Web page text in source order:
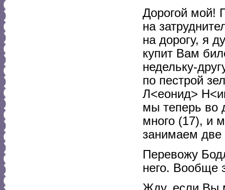
Дорогой мой!
на
на дорогу, я
купит Вам
недельку-
по пестрой
Л<еонид>
мы теперь во
много (17), и
занимаем две
Перевожу
него. Вообще